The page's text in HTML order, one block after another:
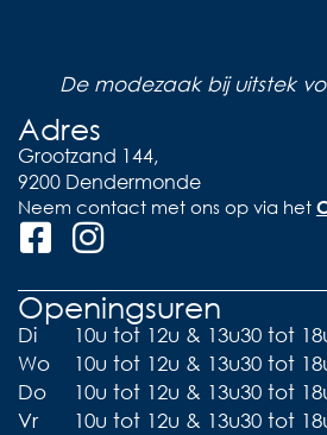
De modezaak bij uitstek
Adres
Grootzand 144,
9200 Dendermonde
Neem contact met ons op via het
Openingsuren
Di
10u tot 12u & 13u30 tot
Wo
10u tot 12u & 13u30 tot
Do
10u tot 12u & 13u30 tot
Vr
10u tot 12u & 13u30 tot